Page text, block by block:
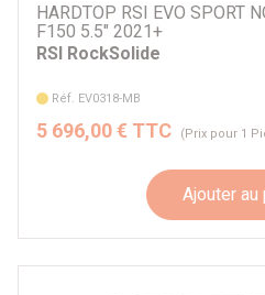
HARDTOP RSI EVO SPORT
F150 5.5" 2021+
RSI RockSolide
Réf. EV0318-MB
5 696,00 € TTC (Prix pour 1
Ajouter au